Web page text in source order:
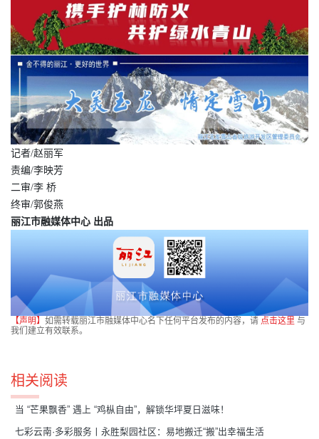
记者/赵丽军
责编/李映芳
二审/李 桥
终审/郭俊燕
丽江市融媒体中心 出品
【声明】 如需转载丽江市融媒体中心名下任何平台发布的内容，请 点击这里 与
我们建立有效联系。
相关阅读
当 “芒果飘香” 遇上 “鸡枞自由”，解锁华坪夏日滋味！
七彩云南·多彩服务丨永胜梨园社区：易地搬迁“搬”出幸福生活